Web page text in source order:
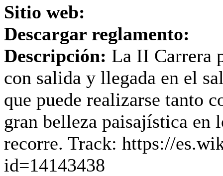
Sitio web:
Descargar reglamento:
Descripción: La II Carrera
con salida y llegada en el
que puede realizarse tanto
gran belleza paisajística en
recorre. Track: https://
id=14143438